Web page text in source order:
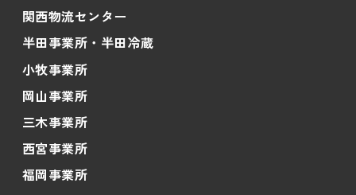
関西物流センター
半田事業所・半田冷蔵
小牧事業所
岡山事業所
三木事業所
西宮事業所
福岡事業所